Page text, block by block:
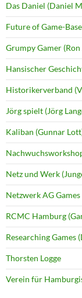
Das Daniel (Daniel
Future of Game-
Grumpy Gamer
Hansischer
Historikerverband
Jörg spielt (Jörg
Kaliban (Gunnar
Netz und Werk
Netzwerk AG Games
RCMC Hamburg
Researching Games
Thorsten Logge
Verein für